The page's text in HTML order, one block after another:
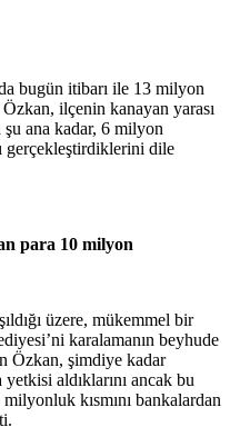
bugün itibarı ile 13 milyon
ilçenin kanayan yarası
şu ana kadar, 6 milyon
gerçekleştirdiklerini dile
para 10 milyon
üzere, mükemmel bir
karalamanın beyhude
Özkan, şimdiye kadar
aldıklarını ancak bu
kısmını bankalardan